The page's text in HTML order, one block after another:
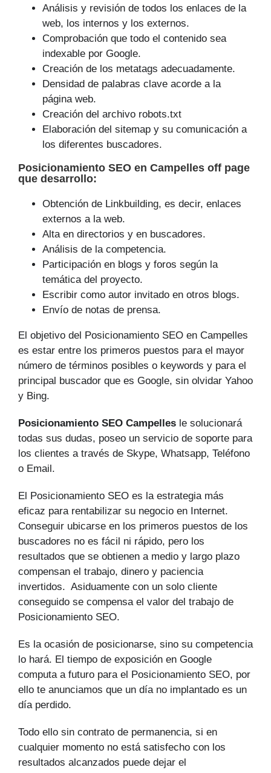
Análisis y revisión de todos los enlaces de la
web, los internos y los externos.
Comprobación que todo el contenido sea
indexable por Google.
Creación de los metatags adecuadamente.
Densidad de palabras clave acorde a la
página web.
Creación del archivo robots.txt
Elaboración del sitemap y su comunicación a
los diferentes buscadores.
Posicionamiento SEO en Campelles off page
que desarrollo:
Obtención de Linkbuilding, es decir, enlaces
externos a la web.
Alta en directorios y en buscadores.
Análisis de la competencia.
Participación en blogs y foros según la
temática del proyecto.
Escribir como autor invitado en otros blogs.
Envío de notas de prensa.
El objetivo del Posicionamiento SEO en Campelles
es estar entre los primeros puestos para el mayor
número de tér­minos posibles o keywords y para el
principal buscador que es Google, sin olvidar Yahoo
y Bing.
Posicionamiento SEO Campelles le solucionará
todas sus dudas, poseo un servicio de soporte para
los clientes a través de Skype, Whatsapp, Teléfono
o Email.
El Posicionamiento SEO es la estrategia más
eficaz para rentabilizar su negocio en Internet.
Conseguir ubicarse en los primeros puestos de los
buscadores no es fácil ni rápido, pero los
resultados que se obtienen a medio y largo plazo
compensan el trabajo, dinero y paciencia
invertidos. Asiduamente con un solo cliente
conseguido se compensa el valor del trabajo de
Posicionamiento SEO.
Es la ocasión de posicionarse, sino su competencia
lo hará. El tiempo de exposición en Google
computa a futuro para el Posicionamiento SEO, por
ello te anunciamos que un día no implantado es un
día perdido.
Todo ello sin contrato de permanencia, si en
cualquier momento no está satisfecho con los
resultados alcanzados puede dejar el